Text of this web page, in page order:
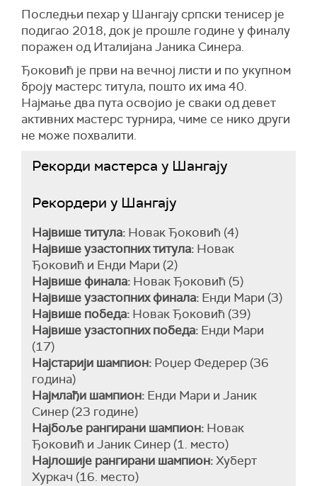
Последњи пехар у Шангају српски тенисер је
подигао 2018, док је прошле године у финалу
поражен од Италијана Јаника Синера.
Ђоковић је први на вечној листи и по укупном
броју мастерс титула, пошто их има 40.
Најмање два пута освојио је сваки од девет
активних мастерс турнира, чиме се нико други
не може похвалити.
Рекорди мастерса у Шангају
Рекордери у Шангају
Највише титула: Новак Ђоковић (4)
Највише узастопних титула: Новак
Ђоковић и Енди Мари (2)
Највише финала: Новак Ђоковић (5)
Највише узастопних финала: Енди Мари (3)
Највише победа: Новак Ђоковић (39)
Највише узастопних победа: Енди Мари
(17)
Најстарији шампион: Роџер Федерер (36
година)
Најмлађи шампион: Енди Мари и Јаник
Синер (23 године)
Најбоље рангирани шампион: Новак
Ђоковић и Јаник Синер (1. место)
Најлошије рангирани шампион:Хуберт
Хуркач (16. место)